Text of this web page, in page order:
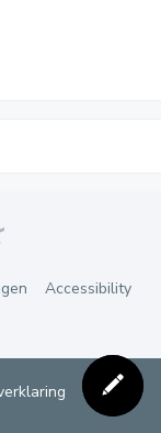
Accessibility